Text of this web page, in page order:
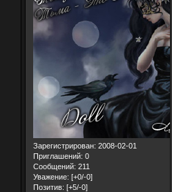
Зарегистрирован: 2008-02-01
Приглашений: 0
Сообщений: 211
Уважение: [+0/-0]
Позитив: [+5/-0]